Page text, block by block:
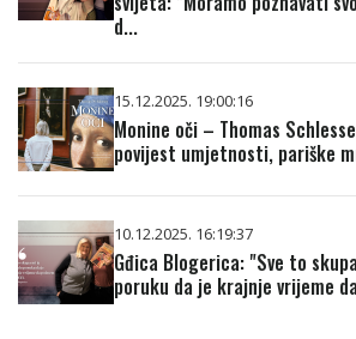
d...
15.12.2025. 19:00:16
Monine oči – Thomas
povijest umjetnosti, pariške
10.12.2025. 16:19:37
Gđica Blogerica: "Sve to
poruku da je krajnje vrijeme